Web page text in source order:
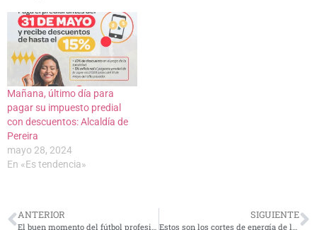
Mañana, último día para
pagar su impuesto predial
con descuentos: Alcaldía de
Pereira
mayo 28, 2024
En «Es tendencia»
ANTERIOR SIGUIENTE